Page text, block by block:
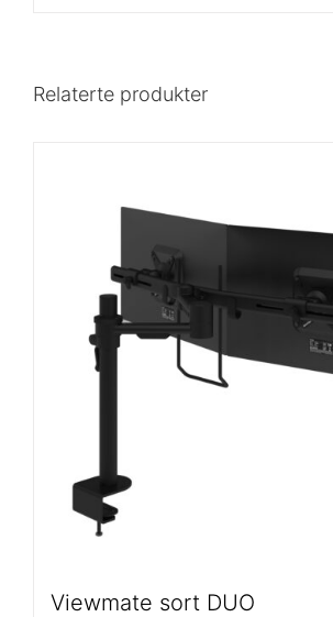
Relaterte produkter
Viewmate sort DUO